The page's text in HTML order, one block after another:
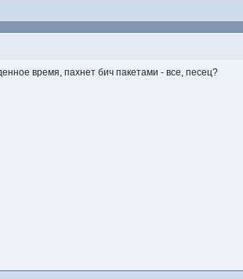
время, пахнет бич пакетами - все, песец?